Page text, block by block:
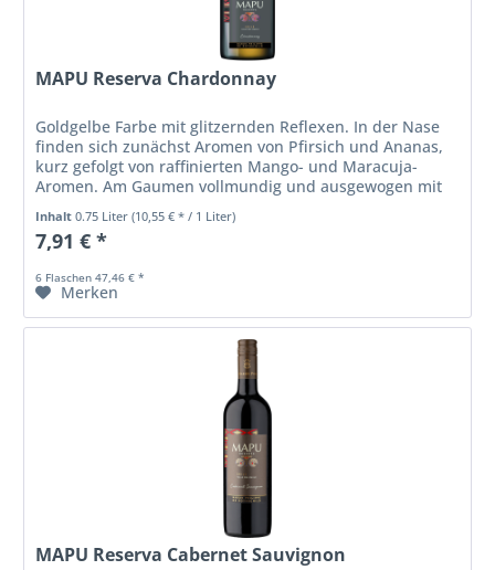
MAPU Reserva Chardonnay
Goldgelbe Farbe mit glitzernden Reflexen. In der Nase
finden sich zunächst Aromen von Pfirsich und Ananas,
kurz gefolgt von raffinierten Mango- und Maracuja-
Aromen. Am Gaumen vollmundig und ausgewogen mit
Aromen von tropischen Früchten.
Inhalt0.75 Liter(10,55 € * / 1 Liter)
7,91 € *
6 Flaschen 47,46 € *
Merken
MAPU Reserva Cabernet Sauvignon